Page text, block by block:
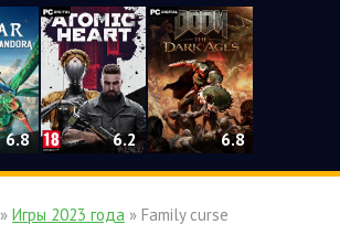
6.8 6.2 6.8
» Игры 2023 года » Family curse